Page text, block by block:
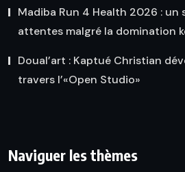
Madiba Run 4 Health 2026 : un
attentes malgré la domination
Doual’art : Kaptué Christian
travers l’«Open Studio»
Naviguer les thèmes